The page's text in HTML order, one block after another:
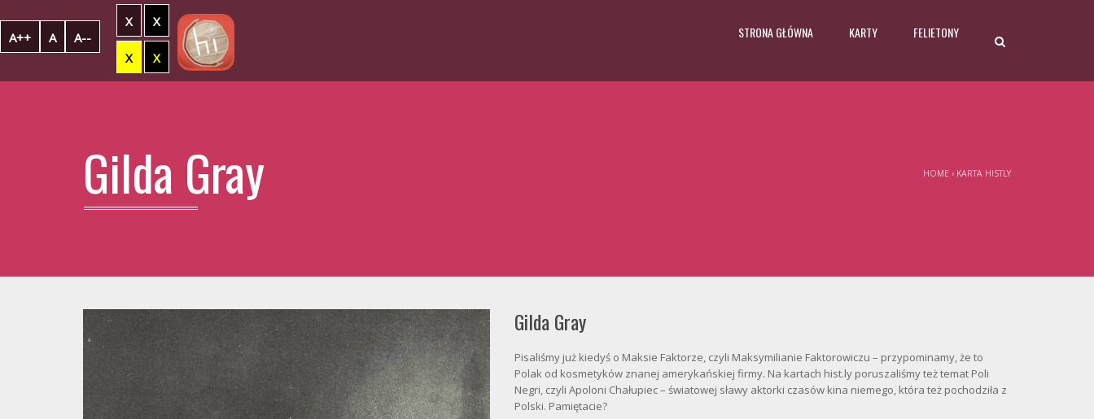
A++ A A--
X X
X X
STRONA GŁÓWNA KARTY FELIETONY
Gilda Gray HOME › KARTA HISTLY
Gilda Gray
Pisaliśmy już kiedyś o Maksie Faktorze, czyli Maksymilianie Faktorowiczu – przypominamy, że to
Polak od kosmetyków znanej amerykańskiej firmy. Na kartach hist.ly poruszaliśmy też temat Poli
Negri, czyli Apoloni Chałupiec – światowej sławy aktorki czasów kina niemego, która też pochodziła z
Polski. Pamiętacie?